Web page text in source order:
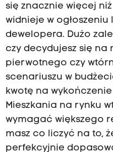
się znacznie więcej
widnieje w
dewelopera. Dużo
czy decydujesz się
pierwotnego czy
scenariuszu w
kwotę na
Mieszkania na rynku
wymagać większego
masz co liczyć na to,
perfekcyjnie